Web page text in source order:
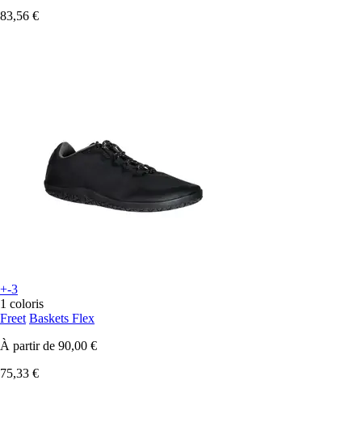
83,56 €
+-3
1 coloris
Freet Baskets Flex
À partir de 90,00 €
75,33 €